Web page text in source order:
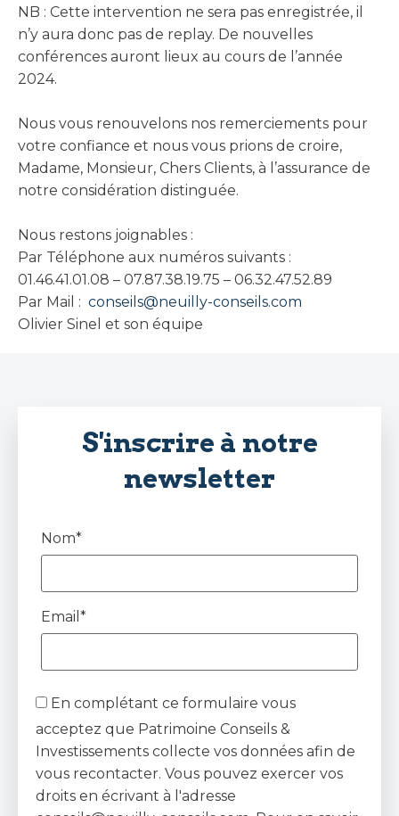
NB : Cette intervention ne sera pas enregistrée, il
n’y aura donc pas de replay. De nouvelles
conférences auront lieux au cours de l’année
2024.
Nous vous renouvelons nos remerciements pour
votre confiance et nous vous prions de croire,
Madame, Monsieur, Chers Clients, à l’assurance de
notre considération distinguée.
Nous restons joignables :
Par Téléphone aux numéros suivants :
01.46.41.01.08 – 07.87.38.19.75 – 06.32.47.52.89
Par Mail : conseils@neuilly-conseils.com
Olivier Sinel et son équipe
S'inscrire à notre
newsletter
Nom*
Email*
En complétant ce formulaire vous
acceptez que Patrimoine Conseils &
Investissements collecte vos données afin de
vous recontacter. Vous pouvez exercer vos
droits en écrivant à l'adresse